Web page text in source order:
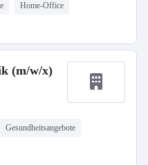
Home-Office
(m/w/x)
Gesundheitsangebote